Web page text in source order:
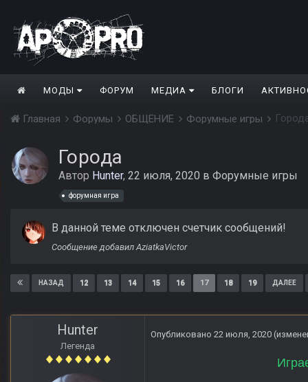
МОДЫ ФОРУМ МЕДИА БЛОГИ
Главная Форумы ОБЩЕНИЕ Форумные игры
Города
Автор Hunter, 22 июля, 2020 в Форумные игры
форумная игра
В данной теме отключен счетчик сообщений!
Сообщение добавил AziatkaVictor
НАЗАД 12 13 14 15 16 17 18 19 ДАЛЕЕ
Hunter
Легенда
Опубликовано 22 июля, 2020